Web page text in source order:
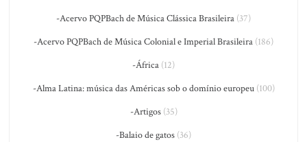
-Acervo PQPBach de Música Clássica Brasileira (37)
-Acervo PQPBach de Música Colonial e Imperial Brasileira (186)
-África (12)
-Alma Latina: música das Américas sob o domínio europeu(100)
-Artigos(35)
-Balaio de gatos (36)